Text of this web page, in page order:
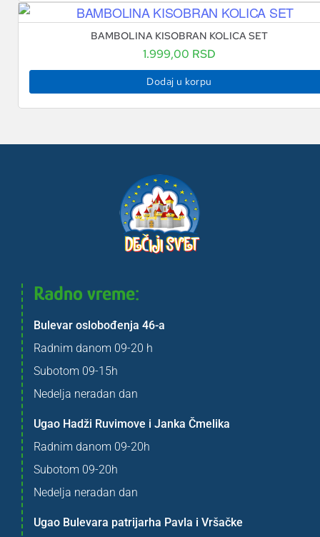
BAMBOLINA KISOBRAN KOLICA SET
1.999,00 RSD
Dodaj u korpu
Radno vreme:
Bulevar oslobođenja 46-a
Radnim danom 09-20 h
Subotom 09-15h
Nedelja neradan dan
Ugao Hadži Ruvimove i Janka Čmelika
Radnim danom 09-20h
Subotom 09-20h
Nedelja neradan dan
Ugao Bulevara patrijarha Pavla i Vršačke